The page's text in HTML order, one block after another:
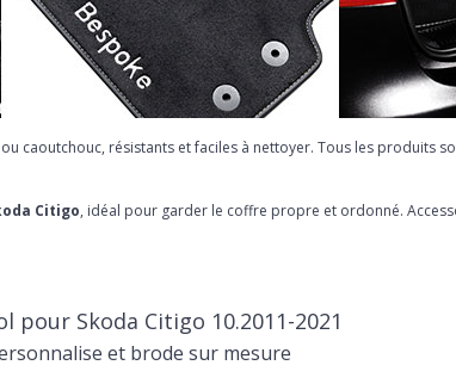
caoutchouc, résistants et faciles à nettoyer. Tous les produits
Citigo, idéal pour garder le coffre propre et ordonné.
pour Skoda Citigo 10.2011-2021
et brode sur mesure